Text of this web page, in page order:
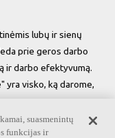
lubų ir sienų
prie geros darbo
ir darbo efektyvumą.
yra visko, ką darome,
suasmenintų
funkcijas ir